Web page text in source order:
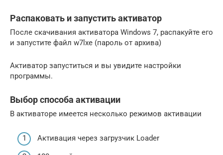
Распаковать и запустить активатор
После скачивания активатора Windows 7, распакуйте его
и запустите файл w7lxe (пароль от архива)
Активатор запуститься и вы увидите настройки
программы.
Выбор способа активации
В активаторе имеется несколько режимов активации
Активация через загрузчик Loader